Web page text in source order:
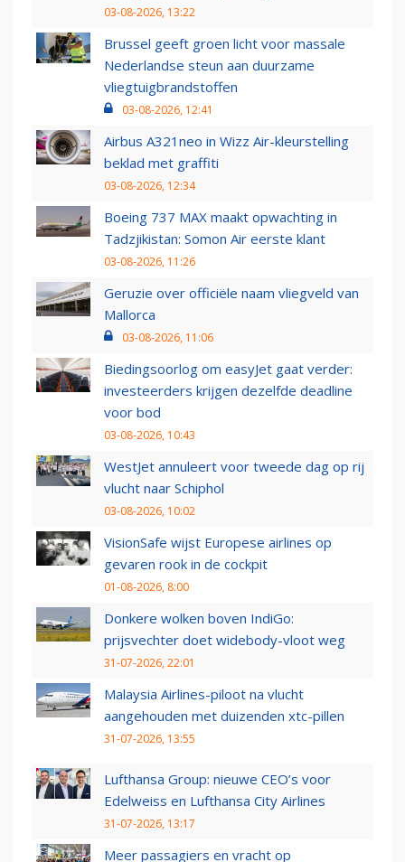
03-08-2026, 13:22
Brussel geeft groen licht voor massale
Nederlandse steun aan duurzame
vliegtuigbrandstoffen
03-08-2026, 12:41
Airbus A321neo in Wizz Air-kleurstelling
beklad met graffiti
03-08-2026, 12:34
Boeing 737 MAX maakt opwachting in
Tadzjikistan: Somon Air eerste klant
03-08-2026, 11:26
Geruzie over officiële naam vliegveld van
Mallorca
03-08-2026, 11:06
Biedingsoorlog om easyJet gaat verder:
investeerders krijgen dezelfde deadline
voor bod
03-08-2026, 10:43
WestJet annuleert voor tweede dag op rij
vlucht naar Schiphol
03-08-2026, 10:02
VisionSafe wijst Europese airlines op
gevaren rook in de cockpit
01-08-2026, 8:00
Donkere wolken boven IndiGo:
prijsvechter doet widebody-vloot weg
31-07-2026, 22:01
Malaysia Airlines-piloot na vlucht
aangehouden met duizenden xtc-pillen
31-07-2026, 13:55
Lufthansa Group: nieuwe CEO’s voor
Edelweiss en Lufthansa City Airlines
31-07-2026, 13:17
Meer passagiers en vracht op